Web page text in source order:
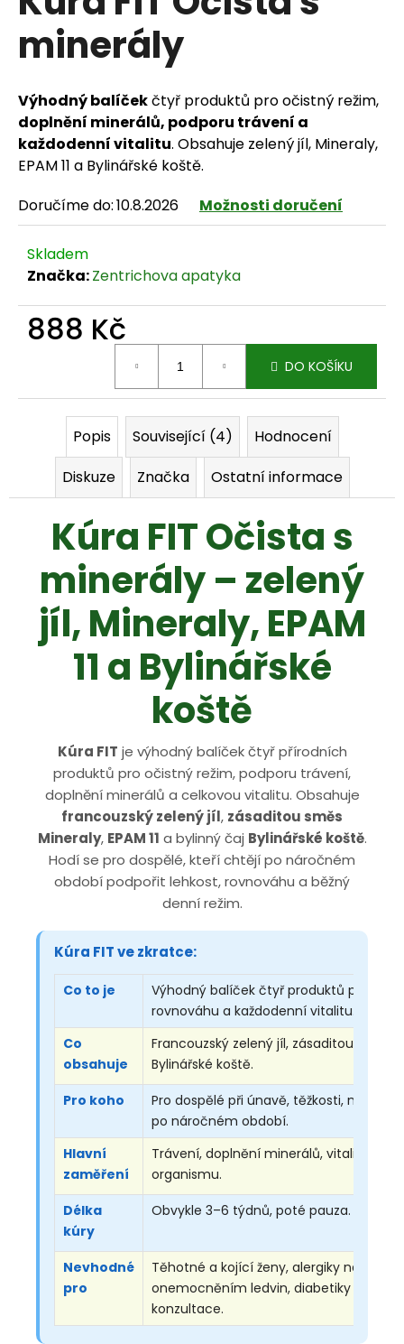
minerály
Výhodný balíčekčtyř produktů pro očistný režim,
doplnění minerálů, podporu trávení a
každodenní vitalitu. Obsahuje zelený jíl, Mineraly,
EPAM 11 a Bylinářské koště.
Doručíme do:10.8.2026 Možnosti doručení
Skladem
Značka:Zentrichova apatyka
888 Kč
DO KOŠÍKU
Popis Související (4)
Hodnocení
Diskuze
Značka Ostatní informace
Kúra FIT Očista s
minerály – zelený
jíl, Mineraly, EPAM
11 a Bylinářské
koště
Kúra FIT je výhodný balíček čtyř přírodních
produktů pro očistný režim, podporu trávení,
doplnění minerálů a celkovou vitalitu. Obsahuje
francouzský zelený jíl, zásaditou směs
Mineraly, EPAM 11 a bylinný čaj Bylinářské koště.
Hodí se pro dospělé, kteří chtějí po náročném
období podpořit lehkost, rovnováhu a běžný
denní režim.
Kúra FIT ve zkratce:
Co to je
Výhodný balíček čtyř produktů pro
rovnováhu a každodenní vitalitu.
Co
obsahuje
Francouzský zelený jíl, zásaditou směs
Bylinářské koště.
Pro koho
Pro dospělé při únavě, těžkosti,
po náročném období.
Hlavní
zaměření
Trávení, doplnění minerálů, vitalita,
organismu.
Délka
kúry
Obvykle 3–6 týdnů, poté pauza.
Nevhodné
pro
Těhotné a kojící ženy, alergiky na včelí
onemocněním ledvin, diabetiky a
konzultace.
D
o
p
o
r
u
u
m